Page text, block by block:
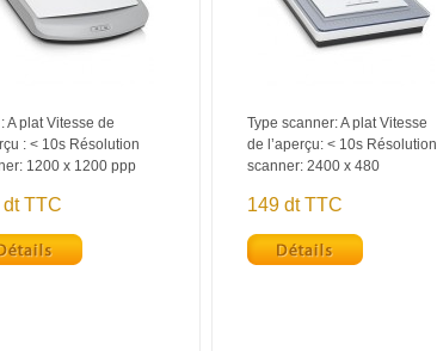
A plat Vitesse de
: < 10s Résolution
1200 x 1200 ppp
dt TTC
Type scanner: A plat Vitesse
de l’aperçu: < 10s Résolution
scanner: 2400 x 480
149 dt TTC